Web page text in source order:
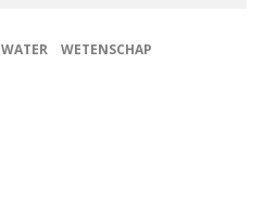
WATER WETENSCHAP